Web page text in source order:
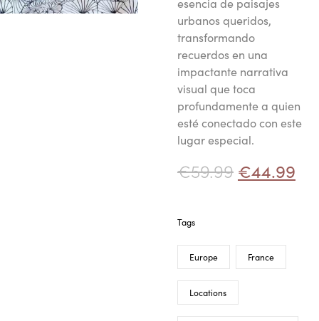
urbanos queridos,
transformando
recuerdos en una
impactante narrativa
visual que toca
profundamente a quien
esté conectado con este
lugar especial.
€59.99 €44.99
Tags
Europe France
Locations